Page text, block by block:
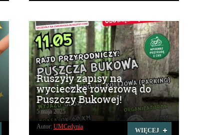
Ruszyły zapisy na
wycieczkę rowerową do
Puszczy Bukowej!
5 maja 2025
WIĘCEJ
Autor: UMCedynia